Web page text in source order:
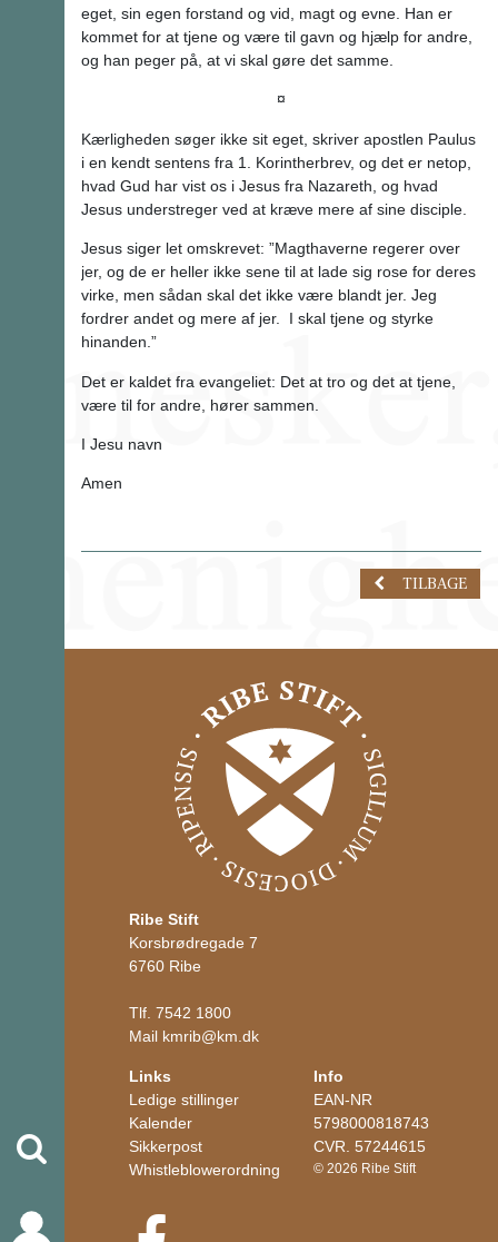
eget, sin egen forstand og vid, magt og evne. Han er
kommet for at tjene og være til gavn og hjælp for andre,
og han peger på, at vi skal gøre det samme.
¤
Kærligheden søger ikke sit eget, skriver apostlen Paulus
i en kendt sentens fra 1. Korintherbrev, og det er netop,
hvad Gud har vist os i Jesus fra Nazareth, og hvad
Jesus understreger ved at kræve mere af sine disciple.
Jesus siger let omskrevet: ”Magthaverne regerer over
jer, og de er heller ikke sene til at lade sig rose for deres
virke, men sådan skal det ikke være blandt jer. Jeg
fordrer andet og mere af jer. I skal tjene og styrke
hinanden.”
Det er kaldet fra evangeliet: Det at tro og det at tjene,
være til for andre, hører sammen.
I Jesu navn
Amen
TILBAGE
Ribe Stift
Korsbrødregade 7
6760 Ribe
Tlf.7542 1800
Mail kmrib@km.dk
Links
Ledige stillinger
Kalender
Sikkerpost
Whistleblowerordning
Info
EAN-NR
5798000818743
CVR. 57244615
© 2026 Ribe Stift